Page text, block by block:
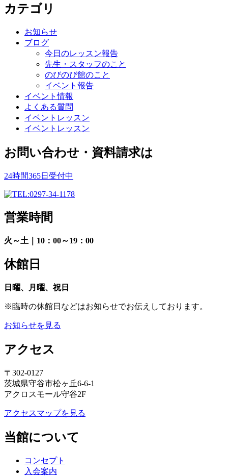
カテゴリ
お知らせ
ブログ
今日のレッスン報告
先生・スタッフのこと
のびのび館のこと
イベント報告
イベント情報
よくある質問
イベントレッスン
イベントレッスン
お問い合わせ・資料請求は
24時間365日受付中
営業時間
火～土｜10：00～19：00
休館日
日曜、月曜、祝日
※臨時の休館日などはお知らせでお伝えしております。
お知らせを見る
アクセス
〒302-0127
茨城県守谷市松ヶ丘6-6-1
アクロスモール守谷2F
アクセスマップを見る
当館について
コンセプト
入会案内